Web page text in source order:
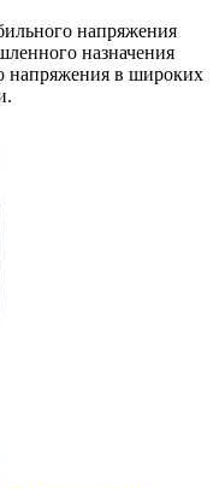
напряжения
назначения
напряжения в широких